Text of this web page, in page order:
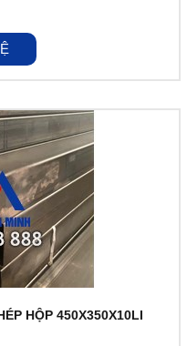
HỘP 450X350X10LI